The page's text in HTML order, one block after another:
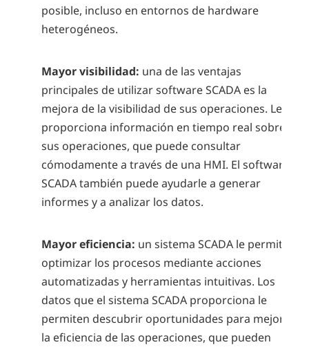
posible, incluso en entornos de hardware
heterogéneos.
Mayor visibilidad: una de las ventajas
principales de utilizar software SCADA es la
mejora de la visibilidad de sus operaciones. Le
proporciona información en tiempo real sobre
sus operaciones, que puede consultar
cómodamente a través de una HMI. El software
SCADA también puede ayudarle a generar
informes y a analizar los datos.
Mayor eficiencia: un sistema SCADA le permite
optimizar los procesos mediante acciones
automatizadas y herramientas intuitivas. Los
datos que el sistema SCADA proporciona le
permiten descubrir oportunidades para mejorar
la eficiencia de las operaciones, que pueden